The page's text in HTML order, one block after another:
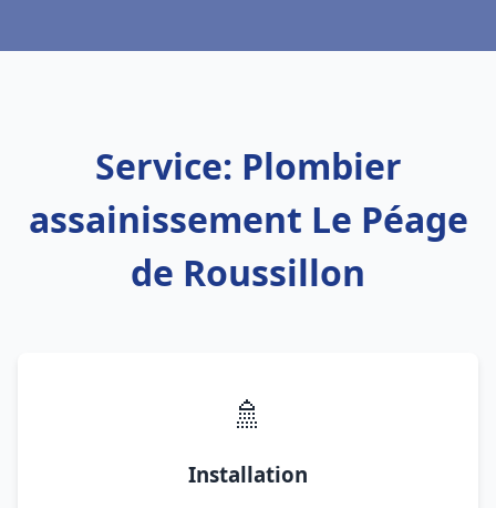
Service: Plombier
assainissement Le Péage
de Roussillon
🚿
Installation